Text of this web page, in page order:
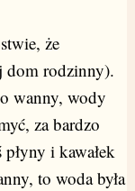
że
dom rodzinny).
wanny, wody
za bardzo
i kawałek
to woda była